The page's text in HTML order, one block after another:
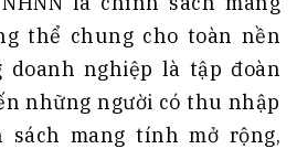
thể chung cho toàn nền
nghiệp là tập đoàn
những người có thu nhập
mang tính mở rộng,